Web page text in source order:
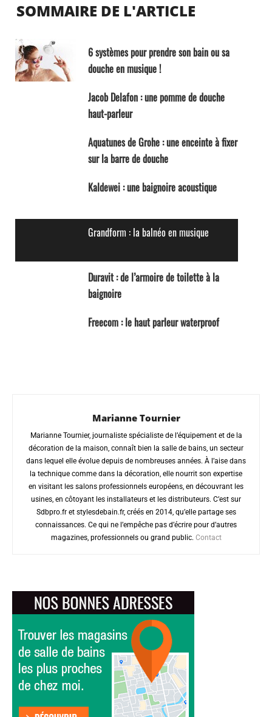
SOMMAIRE DE L'ARTICLE
6 systèmes pour prendre son bain ou sa
douche en musique !
Jacob Delafon : une pomme de douche
haut-parleur
Aquatunes de Grohe : une enceinte à fixer
sur la barre de douche
Kaldewei : une baignoire acoustique
Grandform : la balnéo en musique
Duravit : de l’armoire de toilette à la
baignoire
Freecom : le haut parleur waterproof
Marianne Tournier
Marianne Tournier, journaliste spécialiste de l’équipement et de la
décoration de la maison, connaît bien la salle de bains, un secteur
dans lequel elle évolue depuis de nombreuses années. À l’aise dans
la technique comme dans la décoration, elle nourrit son expertise
en visitant les salons professionnels européens, en découvrant les
usines, en côtoyant les installateurs et les distributeurs. C’est sur
Sdbpro.fr et stylesdebain.fr, créés en 2014, qu’elle partage ses
connaissances. Ce qui ne l’empêche pas d’écrire pour d’autres
magazines, professionnels ou grand public. Contact